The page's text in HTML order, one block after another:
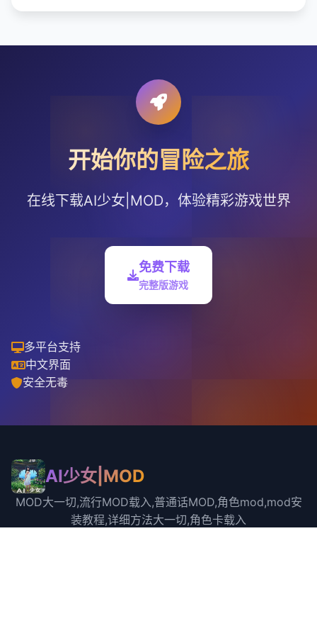
开始你的冒险之旅
在线下载AI少女|MOD，体验精彩游戏世界
免费下载
完整版游戏
多平台支持
中文界面
安全无毒
AI少女|MOD
MOD大一切,流行MOD载入,普通话MOD,角色mod,mod安
装教程,详细方法大一切,角色卡载入